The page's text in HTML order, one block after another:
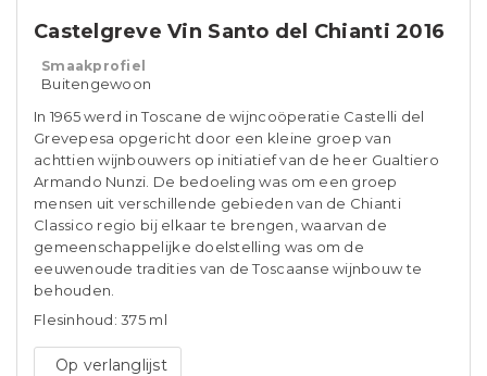
Castelgreve Vin Santo del Chianti 2016
Smaakprofiel
Buitengewoon
In 1965 werd in Toscane de wijncoöperatie Castelli del
Grevepesa opgericht door een kleine groep van
achttien wijnbouwers op initiatief van de heer Gualtiero
Armando Nunzi. De bedoeling was om een ​​groep
mensen uit verschillende gebieden van de Chianti
Classico regio bij elkaar te brengen, waarvan de
gemeenschappelijke doelstelling was om de
eeuwenoude tradities van de Toscaanse wijnbouw te
behouden.
Flesinhoud: 375 ml
Op verlanglijst